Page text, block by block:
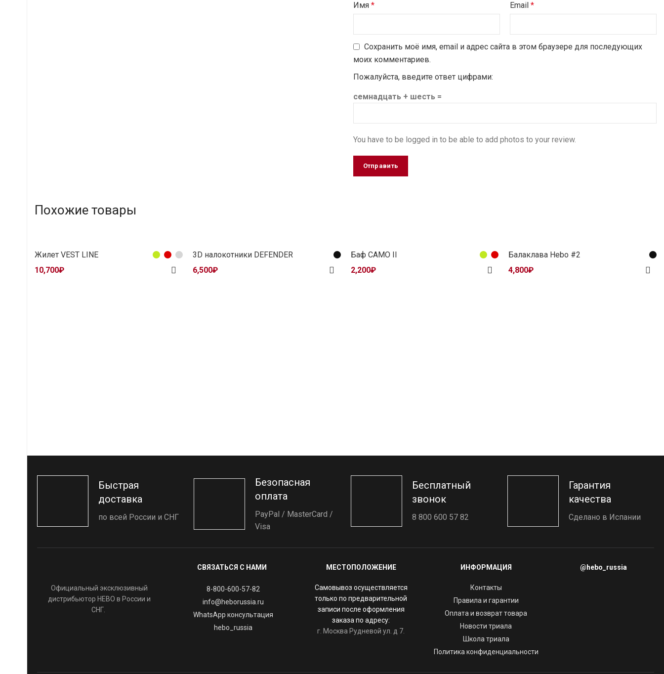
Имя * Email *
Сохранить моё имя, email и адрес сайта в этом браузере для последующих
моих комментариев.
Пожалуйста, введите ответ цифрами:
семнадцать + шесть =
You have to be logged in to be able to add photos to your review.
Похожие товары
Жилет VEST LINE
10,700₽
3D налокотники DEFENDER
6,500₽
Баф CAMO II
2,200₽
Балаклава Hebo #2
4,800₽
Быстрая
доставка
по всей России и СНГ
Безопасная
оплата
PayPal / MasterCard /
Visa
Бесплатный
звонок
8 800 600 57 82
Гарантия
качества
Сделано в Испании
Официальный эксклюзивный
дистрибьютор HEBO в России и
СНГ.
СВЯЗАТЬСЯ С НАМИ
8-800-600-57-82
info@heborussia.ru
WhatsApp консультация
hebo_russia
МЕСТОПОЛОЖЕНИЕ
Самовывоз осуществляется
только по предварительной
записи после оформления
заказа по адресу:
г. Москва Рудневой ул. д 7.
ИНФОРМАЦИЯ
Контакты
Правила и гарантии
Оплата и возврат товара
Новости триала
Школа триала
Политика конфиденциальности
@hebo_russia